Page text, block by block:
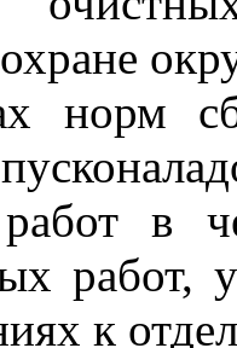
норм
в
работ,
к